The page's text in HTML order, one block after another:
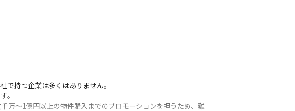
で持つ企業は多くはありません。
。
万～1億円以上の物件購入までのプロモーションを担うため、難